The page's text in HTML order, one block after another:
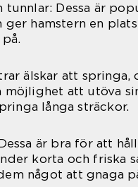
tunnlar: Dessa är
ger hamstern en
älskar att springa,
möjlighet att utöva
långa sträckor.
är bra för att
korta och friska
något att gnaga